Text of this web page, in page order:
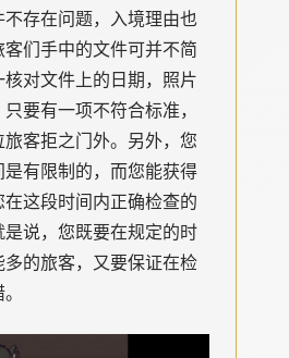
存在问题，入境理由也
们手中的文件可并不简
对文件上的日期，照片
要有一项不符合标准，
客拒之门外。另外，您
有限制的，而您能获得
这段时间内正确检查的
说，您既要在规定的时
的旅客，又要保证在检